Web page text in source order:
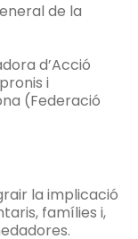
de la
d’Acció
i
(Federació
la implicació
famílies i,